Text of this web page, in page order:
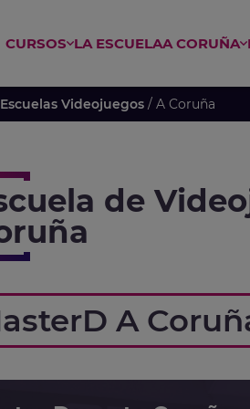
CURSOS LA ESCUELAA CORUÑA
Escuelas Videojuegos / A Coruña
de
A